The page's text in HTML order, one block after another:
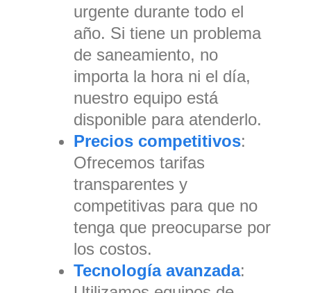
urgente durante todo el
año. Si tiene un problema
de saneamiento, no
importa la hora ni el día,
nuestro equipo está
disponible para atenderlo.
Precios competitivos:
Ofrecemos tarifas
transparentes y
competitivas para que no
tenga que preocuparse por
los costos.
Tecnología avanzada: